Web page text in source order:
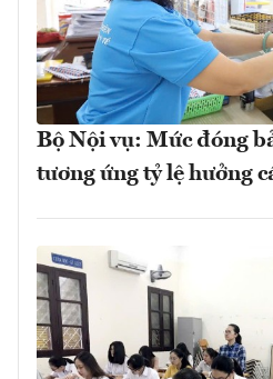
Bộ Nội vụ: Mức đóng
tương ứng tỷ lệ hưởng